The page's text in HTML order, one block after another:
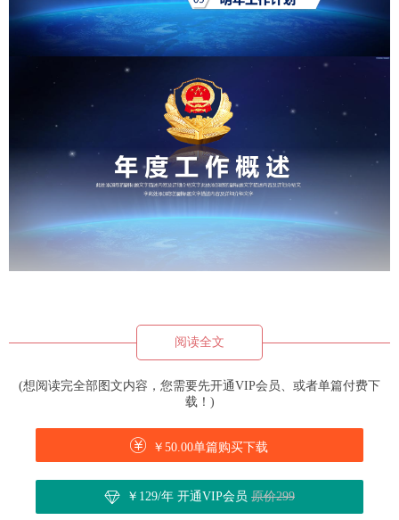
阅读全文
(想阅读完全部图文内容，您需要先开通VIP会员、或者单篇付费下
载！)
￥50.00单篇购买下载
￥129/年 开通VIP会员 原价299